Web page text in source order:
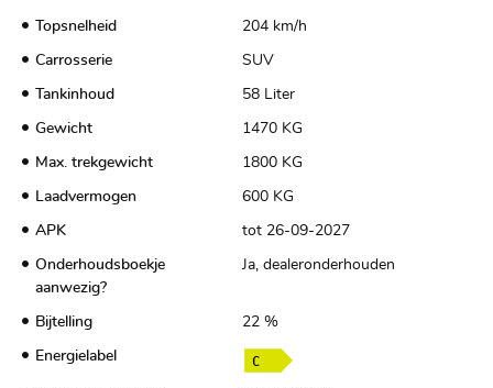
Topsnelheid 204 km/h
Carrosserie SUV
Tankinhoud 58 Liter
Gewicht 1470 KG
Max. trekgewicht 1800 KG
Laadvermogen 600 KG
APK tot 26-09-2027
Onderhoudsboekje
aanwezig?
Ja, dealeronderhouden
Bijtelling 22 %
Energielabel